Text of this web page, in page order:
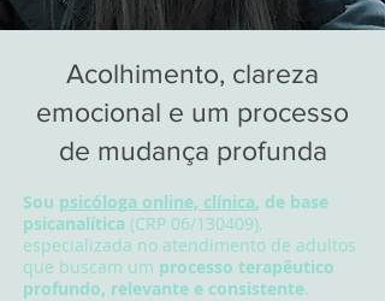
Acolhimento, clareza
emocional e um processo
de mudança profunda
Sou psicóloga online, clínica, de base
psicanalítica (CRP 06/130409),
especializada no atendimento de adultos
que buscam um processo terapêutico
profundo, relevante e consistente.